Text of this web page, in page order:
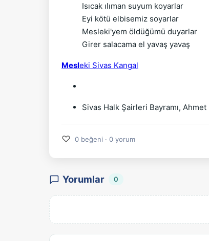
Isıcak ılıman suyum koyarlar
Eyi kötü elbisemiz soyarlar
Mesleki'yem öldüğümü duyarlar
Girer salacama el yavaş yavaş
Mesleki Sivas Kangal
Sivas Halk Şairleri Bayramı,
♡ 0 beğeni · 0 yorum
Yorumlar 0